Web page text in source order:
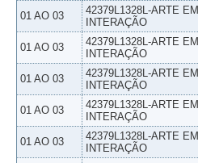
01 AO 03
42379L1328L-ARTE EM
INTERAÇÃO
01 AO 03
42379L1328L-ARTE EM
INTERAÇÃO
01 AO 03
42379L1328L-ARTE EM
INTERAÇÃO
01 AO 03
42379L1328L-ARTE EM
INTERAÇÃO
01 AO 03
42379L1328L-ARTE EM
INTERAÇÃO